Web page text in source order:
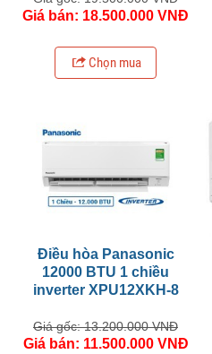
Giá bán: 18.500.000 VNĐ
Chọn mua
Điều hòa Panasonic
12000 BTU 1 chiều
inverter XPU12XKH-8
Giá gốc: 13.200.000 VNĐ
Giá bán: 11.500.000 VNĐ